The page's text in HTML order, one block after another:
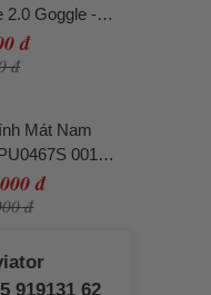
2.0 Goggle -
Đỏ
đ
đ
Mát Nam
001
đ
đ
919131 62